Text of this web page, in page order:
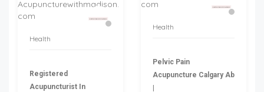
Health
Registered
Acupuncturist In
Health
Pelvic Pain
Acupuncture Calgary Ab